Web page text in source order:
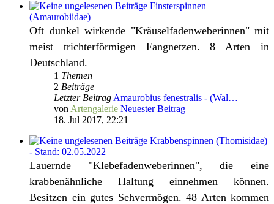
Finsterspinnen
(Amaurobiidae)
Oft dunkel wirkende "Kräuselfadenweberinnen" mit
meist trichterförmigen Fangnetzen. 8 Arten in
Deutschland.
1 Themen
2 Beiträge
Letzter Beitrag Amaurobius fenestralis - (Wal…
von Artengalerie Neuester Beitrag
18. Jul 2017, 22:21
Krabbenspinnen (Thomisidae)
- Stand: 02.05.2022
Lauernde "Klebefadenweberinnen", die eine
krabbenähnliche Haltung einnehmen können.
Besitzen ein gutes Sehvermögen. 48 Arten kommen